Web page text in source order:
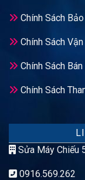
Chính Sách
Chính Sách
Chính Sách
Chính Sách
Sửa Máy Chiếu
0916.569.262